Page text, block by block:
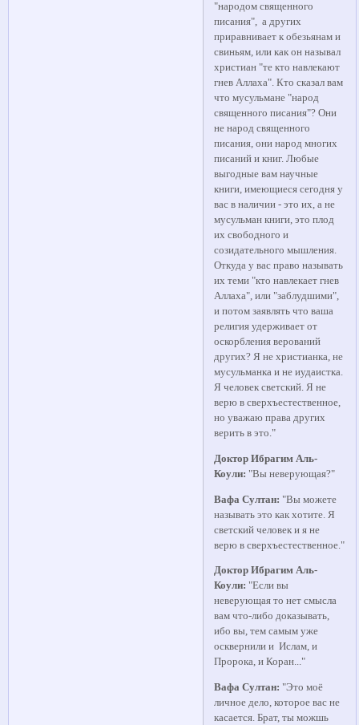
"народом священного
писания", а других
приравнивает к обезьянам и
свиньям, или как он называл
христиан "те кто навлекают
гнев Аллаха". Кто сказал вам
что мусульмане "народ
священного писания"? Они
не народ священного
писания, они народ многих
писаний и книг. Любые
выгодные вам научные
книги, имеющиеся сегодня у
вас в наличии - это их, а не
мусульман книги, это плод
их свободного и
созидательного мышления.
Откуда у вас право называть
их теми "кто навлекает гнев
Аллаха", или "заблудшими",
и потом заявлять что ваша
религия удерживает от
оскорбления верований
других? Я не христианка, не
мусульманка и не иудаистка.
Я человек светский. Я не
верю в сверхъестественное,
но уважаю права других
верить в это."
Доктор Ибрагим Аль-
Коули: "Вы неверующая?"
Вафа Султан: "Вы можете
называть это как хотите. Я
светский человек и я не
верю в сверхъестественное."
Доктор Ибрагим Аль-
Коули: "Если вы
неверующая то нет смысла
вам что-либо доказывать,
ибо вы, тем самым уже
осквернили и Ислам, и
Пророка, и Коран..."
Вафа Султан: "Это моё
личное дело, которое вас не
касается. Брат, ты можшь